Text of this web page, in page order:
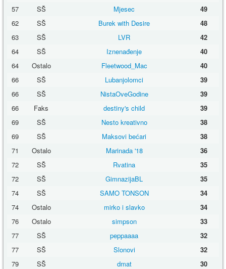
57
SŠ Mjesec
49
62
SŠ Burek with Desire
48
63
SŠ LVR
42
64
SŠ Iznenađenje
40
64
Ostalo Fleetwood_Mac
40
66
SŠ Lubanjolomci
39
66
SŠ NistaOveGodine
39
66
Faks destiny's child
39
69
SŠ Nesto kreativno
38
69
SŠ Maksovi bećari
38
71
Ostalo Marinada '18
36
72
SŠ Rvatina
35
72
SŠ GimnazijaBL
35
74
SŠ SAMO TONSON
34
74
Ostalo mirko i slavko
34
76
Ostalo simpson
33
77
SŠ peppaaaa
32
77
SŠ Slonovi
32
79
SŠ dmat
30